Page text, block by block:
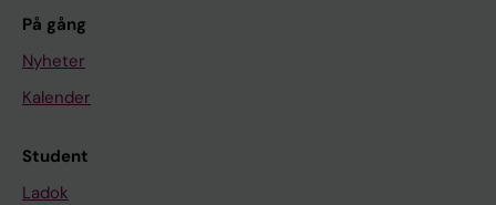
På gång
Nyheter
Kalender
Student
Ladok